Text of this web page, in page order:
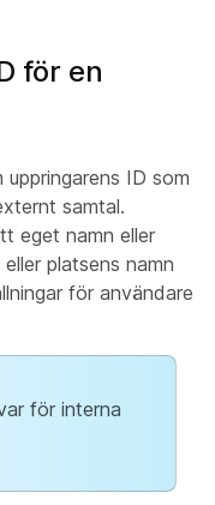
för en
ID som
samtal.
eget namn eller
platsens namn
för användare
för interna